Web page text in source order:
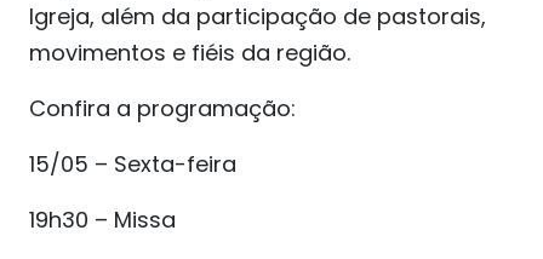
Igreja, além da participação de pastorais,
movimentos e fiéis da região.
Confira a programação:
15/05 – Sexta-feira
19h30 – Missa